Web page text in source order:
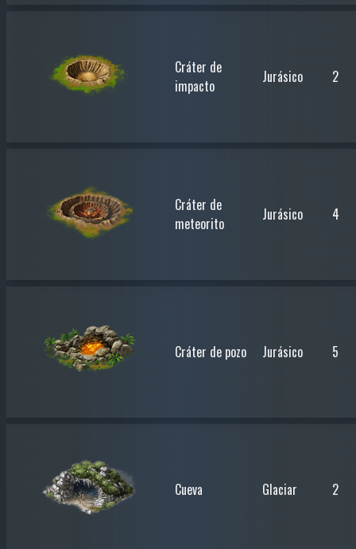
Cráter de
impacto
Jurásico 2
Cráter de
meteorito
Jurásico 4
Cráter de pozo Jurásico 5
Cueva Glaciar 2